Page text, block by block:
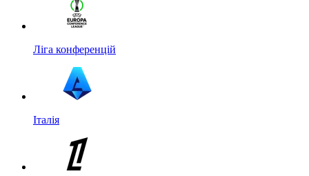
Ліга конференцій
Італія